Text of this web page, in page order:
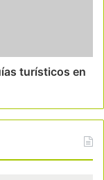
turísticos en